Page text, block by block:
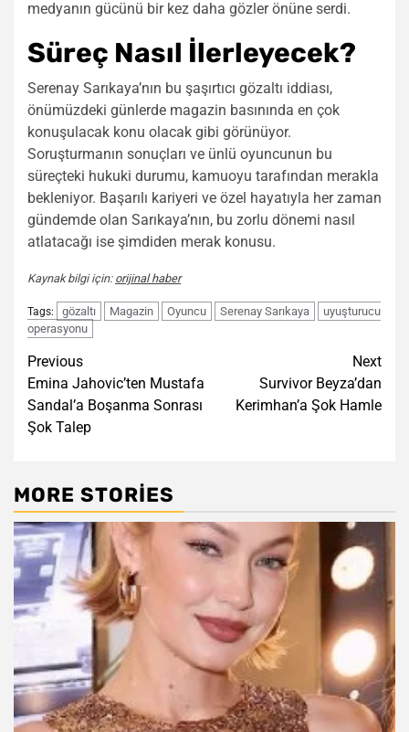
medyanın gücünü bir kez daha gözler önüne serdi.
Süreç Nasıl İlerleyecek?
Serenay Sarıkaya’nın bu şaşırtıcı gözaltı iddiası,
önümüzdeki günlerde magazin basınında en çok
konuşulacak konu olacak gibi görünüyor.
Soruşturmanın sonuçları ve ünlü oyuncunun bu
süreçteki hukuki durumu, kamuoyu tarafından merakla
bekleniyor. Başarılı kariyeri ve özel hayatıyla her zaman
gündemde olan Sarıkaya’nın, bu zorlu dönemi nasıl
atlatacağı ise şimdiden merak konusu.
Kaynak bilgi için: orijinal haber
Tags: gözaltı Magazin Oyuncu Serenay Sarıkaya
uyuşturucu
operasyonu
Post
navigation
Previous
Emina Jahovic’ten Mustafa
Sandal’a Boşanma Sonrası
Şok Talep
Next
Survivor Beyza’dan
Kerimhan’a Şok Hamle
MORE STORIES